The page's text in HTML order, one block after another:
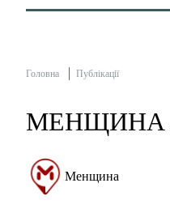
Головна Публікації
МЕНЩИНА
Менщина